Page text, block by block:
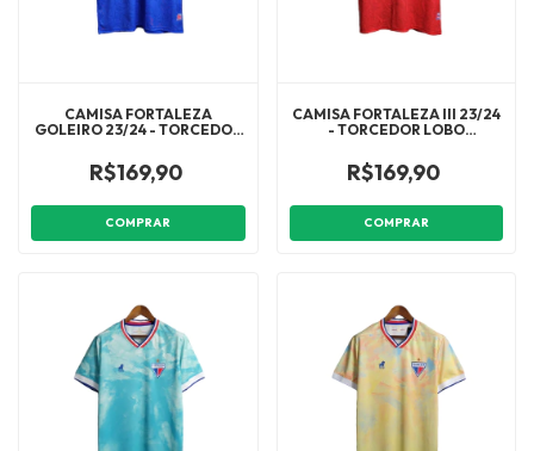
CAMISA FORTALEZA
GOLEIRO 23/24 - TORCEDOR
R$169,90
COMPRAR
CAMISA FORTALEZA III 23/24
- TORCEDOR LOBO
R$169,90
COMPRAR